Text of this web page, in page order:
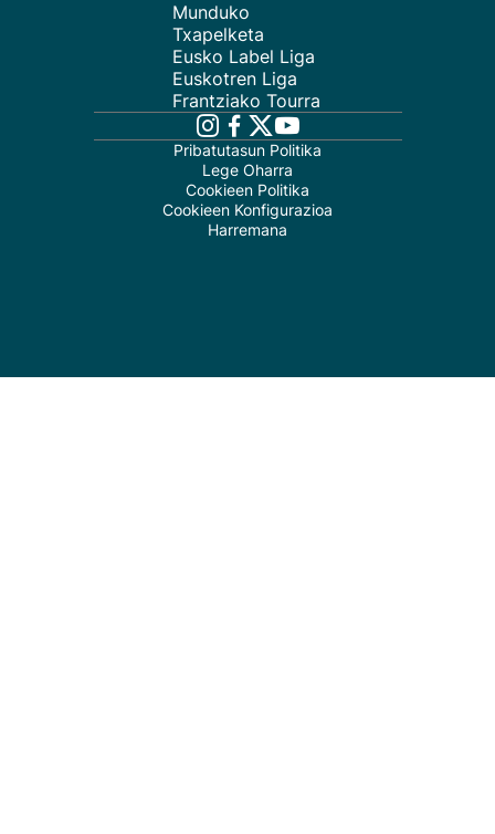
Munduko
Txapelketa
Eusko Label Liga
Euskotren Liga
Frantziako Tourra
Pribatutasun Politika
Lege Oharra
Cookieen Politika
Cookieen Konfigurazioa
Harremana